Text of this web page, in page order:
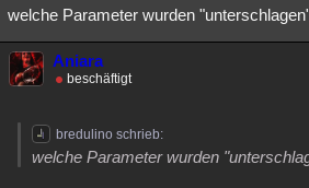
welche Parameter wurden
Aniara
beschäftigt
bredulino schrieb:
welche Parameter wurden